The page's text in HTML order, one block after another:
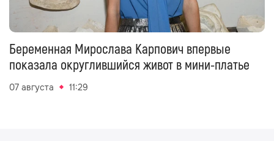
Беременная Мирослава Карпович впервые
показала округлившийся живот в мини-платье
07 августа 11:29